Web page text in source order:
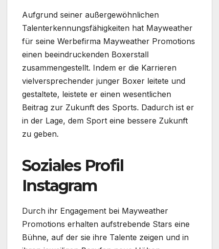
Aufgrund seiner außergewöhnlichen
Talenterkennungsfähigkeiten hat Mayweather
für seine Werbefirma Mayweather Promotions
einen beeindruckenden Boxerstall
zusammengestellt. Indem er die Karrieren
vielversprechender junger Boxer leitete und
gestaltete, leistete er einen wesentlichen
Beitrag zur Zukunft des Sports. Dadurch ist er
in der Lage, dem Sport eine bessere Zukunft
zu geben.
Soziales Profil
Instagram
Durch ihr Engagement bei Mayweather
Promotions erhalten aufstrebende Stars eine
Bühne, auf der sie ihre Talente zeigen und in